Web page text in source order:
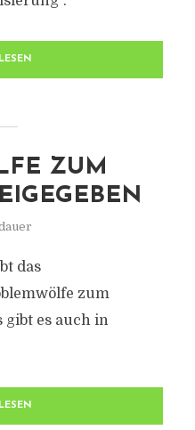
ZUM
das
zum
gibt es auch in